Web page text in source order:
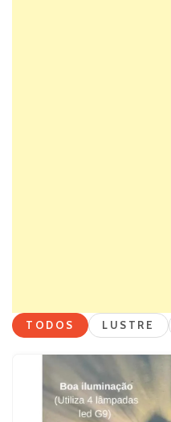
TODOS LUSTRE